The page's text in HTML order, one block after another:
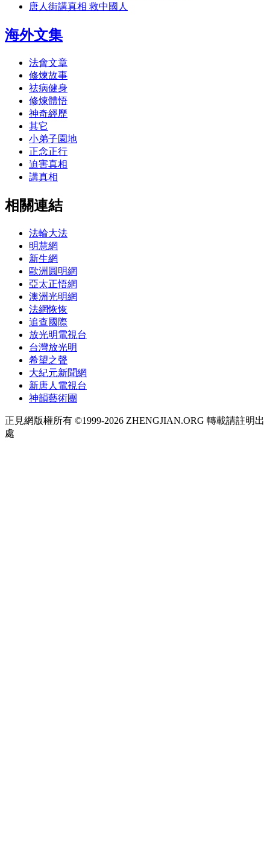
唐人街講真相 救中國人
海外文集
法會文章
修煉故事
祛病健身
修煉體悟
神奇經歷
其它
小弟子園地
正念正行
迫害真相
講真相
相關連結
法輪大法
明慧網
新生網
歐洲圓明網
亞太正悟網
澳洲光明網
法網恢恢
追查國際
放光明電視台
台灣放光明
希望之聲
大紀元新聞網
新唐人電視台
神韻藝術團
正見網版權所有 ©1999-2026 ZHENGJIAN.ORG 轉載請註明出
處